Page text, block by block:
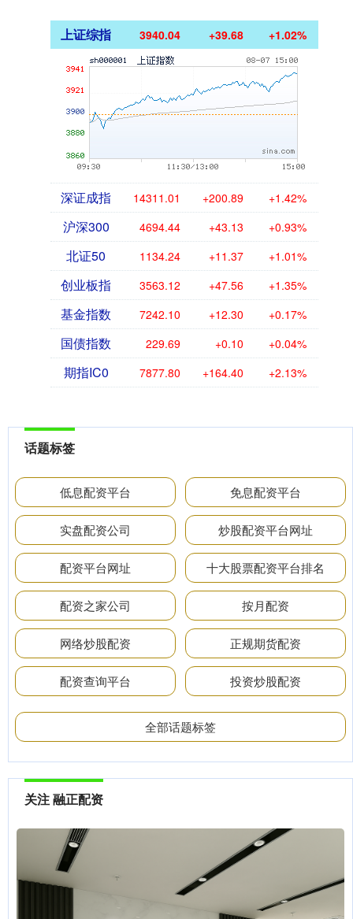
上证综指 3940.04 +39.68 +1.02%
深证成指 14311.01 +200.89 +1.42%
沪深300 4694.44 +43.13 +0.93%
北证50 1134.24 +11.37 +1.01%
创业板指 3563.12 +47.56 +1.35%
基金指数 7242.10 +12.30 +0.17%
国债指数 229.69 +0.10 +0.04%
期指IC0 7877.80 +164.40 +2.13%
话题标签
低息配资平台 免息配资平台
实盘配资公司 炒股配资平台网址
配资平台网址 十大股票配资平台排名
配资之家公司 按月配资
网络炒股配资 正规期货配资
配资查询平台 投资炒股配资
全部话题标签
关注 融正配资